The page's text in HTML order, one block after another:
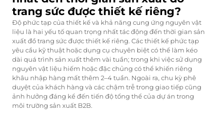
trang sức được thiết kế riêng?
Độ phức tạp của thiết kế và khả năng cung ứng nguyên vật
liệu là hai yếu tố quan trọng nhất tác động đến thời gian sản
xuất đồ trang sức được thiết kế riêng. Các thiết kế phức tạp
yêu cầu kỹ thuật hoặc dụng cụ chuyên biệt có thể làm kéo
dài quá trình sản xuất thêm vài tuần; trong khi việc sử dụng
nguyên vật liệu hiếm hoặc đặc chủng có thể khiến riêng
khâu nhập hàng mất thêm 2–4 tuần. Ngoài ra, chu kỳ phê
duyệt của khách hàng và các chậm trễ trong giao tiếp cũng
ảnh hưởng đáng kể đến tiến độ tổng thể của dự án trong
môi trường sản xuất B2B.